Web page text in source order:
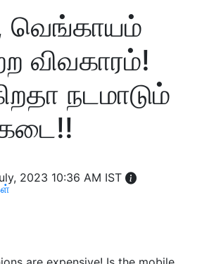
வெங்காயம்
விவகாரம்!
நடமாடும்
2023 10:36 AM IST